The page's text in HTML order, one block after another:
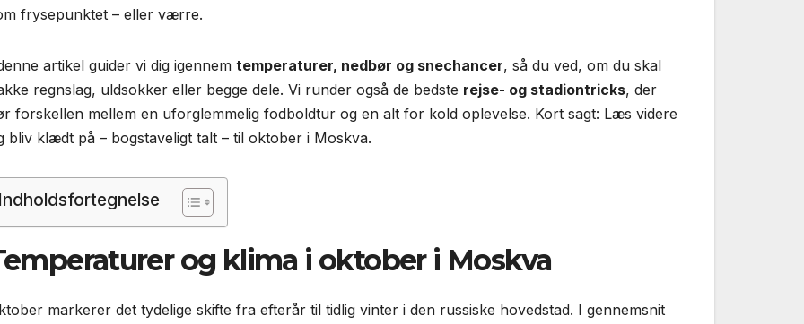
frysepunktet – eller værre.
artikel guider vi dig igennem temperaturer, nedbør og snechancer, så du ved, om du skal
regnslag, uldsokker eller begge dele. Vi runder også de bedste rejse- og stadiontricks, der
forskellen mellem en uforglemmelig fodboldtur og en alt for kold oplevelse. Kort sagt: Læs videre
bliv klædt på – bogstaveligt talt – til oktober i Moskva.
Indholdsfortegnelse
og klima i oktober i Moskva
markerer det tydelige skifte fra efterår til tidlig vinter i den russiske hovedstad. I gennemsnit